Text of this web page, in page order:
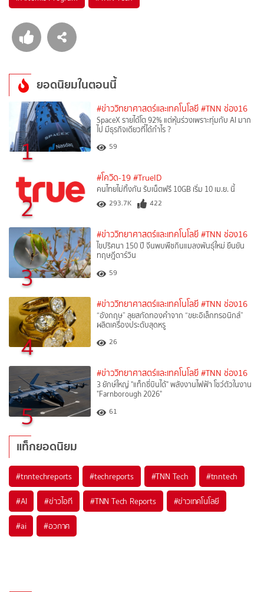
ยอดนิยมในตอนนี้
1
#ข่าววิทยาศาสตร์และเทคโนโลยี #TNN ช่อง16
SpaceX รายได้โต 92% แต่หุ้นร่วงเพราะทุ่มกับ AI มาก
ไป มีธุรกิจเดียวที่ได้กำไร ?
59
2
#โควิด-19 #TrueID
คนไทยไม่ทิ้งกัน รับเน็ตฟรี 10GB เริ่ม 10 เม.ย. นี้
293.7K 422
3
#ข่าววิทยาศาสตร์และเทคโนโลยี #TNN ช่อง16
ไขปริศนา 150 ปี จีนพบพืชกินแมลงพันธุ์ใหม่ ยืนยัน
ทฤษฎีดาร์วิน
59
4
#ข่าววิทยาศาสตร์และเทคโนโลยี #TNN ช่อง16
“อังกฤษ” ลุยสกัดทองคำจาก “ขยะอิเล็กทรอนิกส์”
ผลิตเครื่องประดับสุดหรู
26
5
#ข่าววิทยาศาสตร์และเทคโนโลยี #TNN ช่อง16
3 ยักษ์ใหญ่ "แท็กซี่บินได้" พลังงานไฟฟ้า โชว์ตัวในงาน
"Farnborough 2026"
61
แท็กยอดนิยม
#tnntechreports #techreports #TNN Tech #tnntech
#AI #ข่าวไอที #TNN Tech Reports #ข่าวเทคโนโลยี
#ai #อวกาศ